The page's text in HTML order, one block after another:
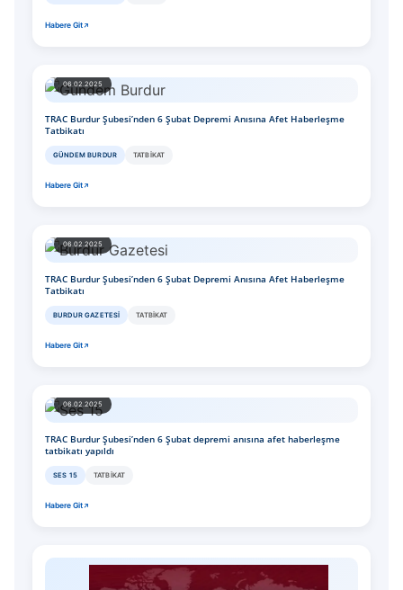
Habere Git
06.02.2025
TRAC Burdur Şubesi’nden 6 Şubat Depremi Anısına Afet Haberleşme
Tatbikatı
GÜNDEM BURDUR TATBIKAT
Habere Git
06.02.2025
TRAC Burdur Şubesi’nden 6 Şubat Depremi Anısına Afet Haberleşme
Tatbikatı
BURDUR GAZETESI TATBIKAT
Habere Git
06.02.2025
TRAC Burdur Şubesi’nden 6 Şubat depremi anısına afet haberleşme
tatbikatı yapıldı
SES 15 TATBIKAT
Habere Git